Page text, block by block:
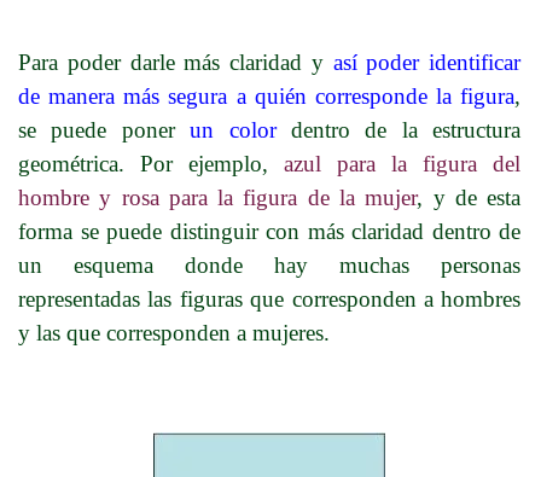
Para poder darle más claridad y así poder identificar
de manera más segura a quién corresponde la figura,
se puede ponerun colordentro de la estructura
geométrica. Por ejemplo,azul para la figura del
hombre y rosa para la figura de la mujer, y de esta
forma se puede distinguir con más claridad dentro de
un esquema donde hay muchas personas
representadas las figuras que corresponden a hombres
y las que corresponden a mujeres.